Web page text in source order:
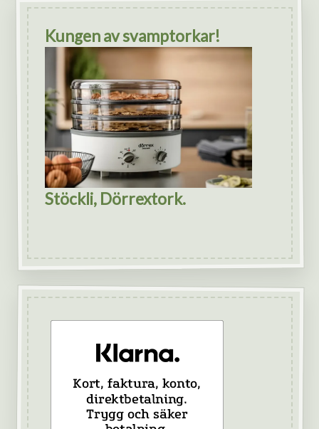
Kungen av svamptorkar!
Stöckli, Dörrextork.